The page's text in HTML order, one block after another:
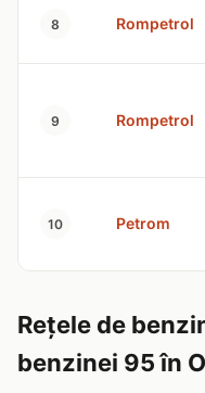
8 Rompetrol
9 Rompetrol
10 Petrom
Rețele de
benzinei 95 în